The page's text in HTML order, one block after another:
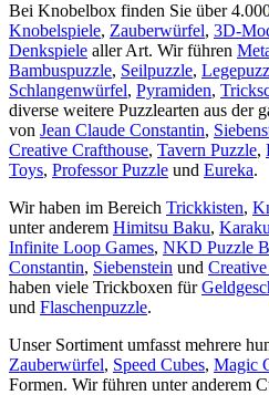
Bei Knobelbox finden Sie über
Knobelspiele, Zauberwürfel, 3D-
Denkspiele aller Art. Wir führen
Bambuspuzzle, Seilpuzzle,
Schlangenwürfel, Pyramiden,
diverse weitere Puzzlearten aus der
von Jean Claude Constantin,
Creative Crafthouse, Tavern Puzzle,
Toys, Professor Puzzle und Eureka.
Wir haben im Bereich Trickkisten,
unter anderem Himitsu Baku,
Infinite Loop Games, NKD Puzzle
Constantin, Siebenstein und
haben viele Trickboxen für
und Flaschenpuzzle.
Unser Sortiment umfasst mehrere
Zauberwürfel, Speed Cubes, Magic
Formen. Wir führen unter anderem